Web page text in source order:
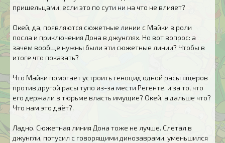
пришельцами, если это по сути ни на что не влияет?
Окей, да, появляются сюжетные линии с Майки в роли
посла и приключения Дона в джунглях. Но вот вопрос: а
зачем вообще нужны были эти сюжетные линии? Чтобы в
итоге что показать?
Что Майки помогает устроить геноцид одной расы ящеров
против другой расы тупо из-за мести Регенте, и за то, что
его держали в тюрьме власть имущие? Окей, а дальше что?
Что нам это даёт?.
Ладно. Сюжетная линия Дона тоже не лучше. Слетал в
джунгли, потусил с говорящими динозаврами, уменьшился